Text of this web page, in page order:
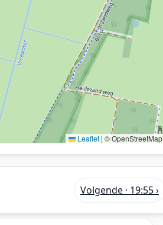
Leaflet | © OpenStreetMap
Volgende · 19:55 ›